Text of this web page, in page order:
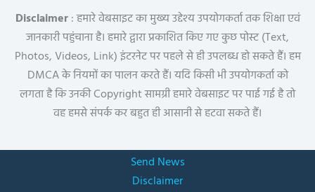
Disclaimer: हमारे वेबसाइट का मुख्य उद्देश्य उपयोगकर्ता तक शिक्षा एवं
जानकारी पहुंचाना है। हमारे द्वारा प्रकाशित किए गए कुछ पोस्ट (Text,
Photos, Videos, Link) इंटरनेट पर पहले से ही उपलब्ध हो सकते हैं। हम
DMCA के नियमों का पालन करते हैं। यदि किसी भी उपयोगकर्ता को
लगता है कि उनकी Copyright सामग्री हमारे वेबसाइट पर पाई गई है तो
वह हमसे संपर्क कर बहुत ही आसानी से हटवा सकते हैं।
Send News
Disclaimer